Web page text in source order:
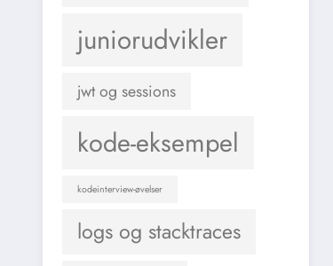
juniorudvikler
jwt og sessions
kode-eksempel
kodeinterview-øvelser
logs og stacktraces